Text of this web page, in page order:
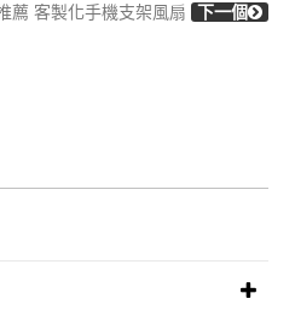
薦 客製化手機支架風扇 下一個